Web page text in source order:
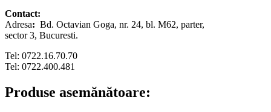
Contact:
Adresa: Bd. Octavian Goga, nr. 24, bl. M62, parter,
sector 3, Bucuresti.
Tel: 0722.16.70.70
Tel: 0722.400.481
Produse asemănătoare: